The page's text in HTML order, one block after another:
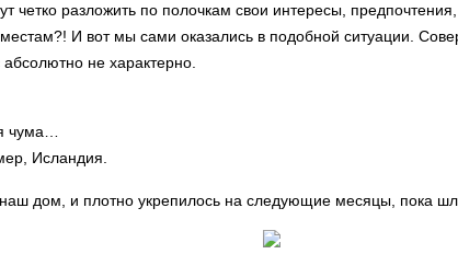
четко разложить по полочкам свои интересы,
И вот мы сами оказались в подобной ситуации.
абсолютно не характерно.
чума…
Исландия.
дом, и плотно укрепилось на следующие месяцы, пока